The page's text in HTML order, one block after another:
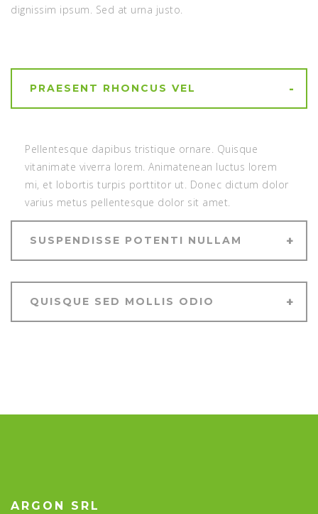
dignissim ipsum. Sed at urna justo.
PRAESENT RHONCUS VEL
Pellentesque dapibus tristique ornare. Quisque
vitanimate viverra lorem. Animatenean luctus lorem
mi, et lobortis turpis porttitor ut. Donec dictum dolor
varius metus pellentesque dolor sit amet.
SUSPENDISSE POTENTI NULLAM
QUISQUE SED MOLLIS ODIO
ARGON SRL